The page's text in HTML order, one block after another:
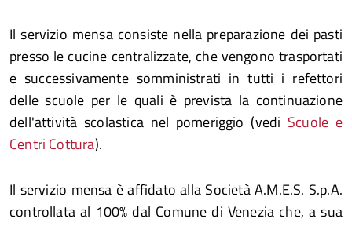
Il servizio mensa consiste nella preparazione dei pasti
presso le cucine centralizzate, che vengono trasportati
e successivamente somministrati in tutti i refettori
delle scuole per le quali è prevista la continuazione
dell'attività scolastica nel pomeriggio (vedi Scuole e
Centri Cottura).
Il servizio mensa è affidato alla Società A.M.E.S. S.p.A.
controllata al 100% dal Comune di Venezia che, a sua